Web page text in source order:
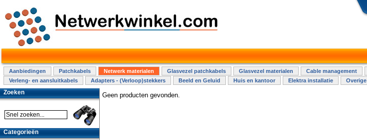
Aanbiedingen Patchkabels Netwerk materialen Glasvezel patchkabels Glasvezel materialen Cable management
Verleng- en aansluitkabels
Adapters - (Verloop)stekkers Beeld en Geluid Huis en kantoor Elektra installatie Overige
Geen producten gevonden.
Zoeken
Categorieën